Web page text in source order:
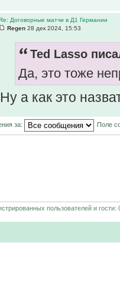
Договорные матчи в Д1 Германии
Regen 28 дек 2024, 15:53
Ted Lasso
Да, это тоже
Ну а как это
за: Поле
пользователей и гости: